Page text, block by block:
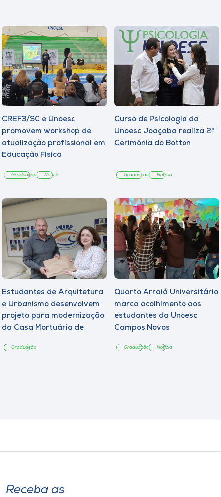
CREF3/SC e Unoesc
promovem workshop de
atualização profissional em
Educação Física
Graduação Notícia
Curso de Psicologia da
Unoesc Joaçaba realiza 2ª
Cerimônia do Botton
Graduação Notícia
Estudantes de Arquitetura
e Urbanismo desenvolvem
projeto para modernização
da Casa Mortuária de
Graduação
Quarto Arraiá Universitário
marca acolhimento aos
estudantes da Unoesc
Campos Novos
Graduação Notícia
Receba as